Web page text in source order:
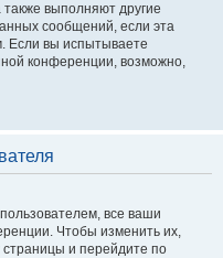
выполняют другие
сообщений, если эта
Если вы испытываете
конференции, возможно,
все ваши
Чтобы изменить их,
и перейдите по